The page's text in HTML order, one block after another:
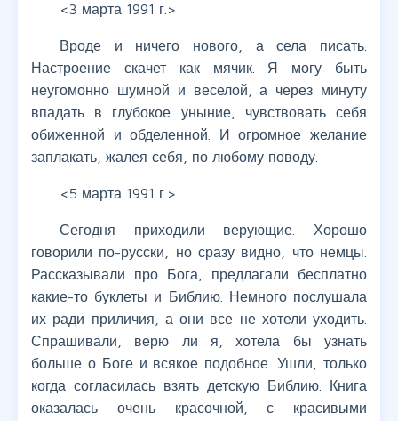
<3 марта 1991 г.>
Вроде и ничего нового, а села писать.
Настроение скачет как мячик. Я могу быть
неугомонно шумной и веселой, а через минуту
впадать в глубокое уныние, чувствовать себя
обиженной и обделенной. И огромное желание
заплакать, жалея себя, по любому поводу.
<5 марта 1991 г.>
Сегодня приходили верующие. Хорошо
говорили по-русски, но сразу видно, что немцы.
Рассказывали про Бога, предлагали бесплатно
какие-то буклеты и Библию. Немного послушала
их ради приличия, а они все не хотели уходить.
Спрашивали, верю ли я, хотела бы узнать
больше о Боге и всякое подобное. Ушли, только
когда согласилась взять детскую Библию. Книга
оказалась очень красочной, с красивыми